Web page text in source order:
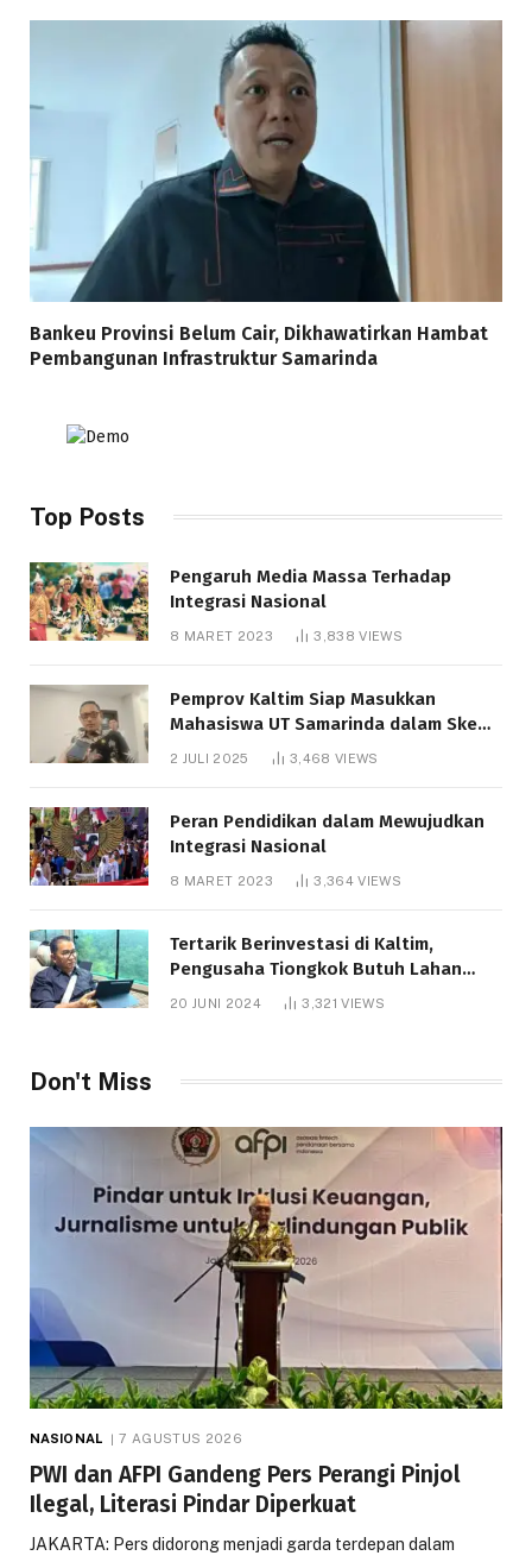
Bankeu Provinsi Belum Cair, Dikhawatirkan Hambat
Pembangunan Infrastruktur Samarinda
Top Posts
Pengaruh Media Massa Terhadap
Integrasi Nasional
8 MARET 2023 3,838VIEWS
Pemprov Kaltim Siap Masukkan
Mahasiswa UT Samarinda dalam Skema
Bantuan Pendidikan Gratispol
2 JULI 2025 3,468 VIEWS
Peran Pendidikan dalam Mewujudkan
Integrasi Nasional
8 MARET 2023 3,364VIEWS
Tertarik Berinvestasi di Kaltim,
Pengusaha Tiongkok Butuh Lahan
1.000 Hektare
20 JUNI 2024 3,321VIEWS
Don't Miss
NASIONAL 7 AGUSTUS 2026
PWI dan AFPI Gandeng Pers Perangi Pinjol
Ilegal, Literasi Pindar Diperkuat
JAKARTA: Pers didorong menjadi garda terdepan dalam